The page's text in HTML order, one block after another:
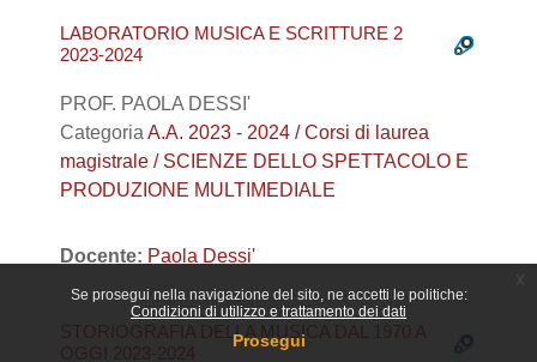
Se prosegui nella navigazione del sito, ne accetti le politiche:
Condizioni di utilizzo e trattamento dei dati
Prosegui
LABORATORIO MUSICA E SCRITTURE 2
2023-2024
PROF. PAOLA DESSI'
Categoria A.A. 2023 - 2024 / Corsi di laurea
magistrale / SCIENZE DELLO SPETTACOLO E
PRODUZIONE MULTIMEDIALE
Docente: Paola Dessi'
STORIOGRAFIA DELLA MUSICA DAL 1970 A